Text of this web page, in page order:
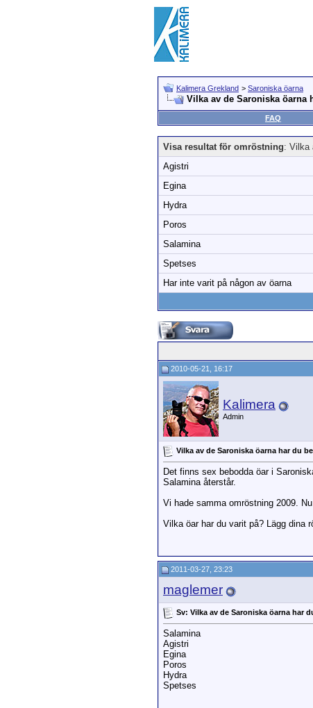
Kalimera Grekland > Saroniska öarna
Vilka av de Saroniska öarna
FAQ
Visa resultat för omröstning: Vilka
Agistri
Egina
Hydra
Poros
Salamina
Spetses
Har inte varit på någon av öarna
2010-05-21, 16:17
Kalimera
Admin
Vilka av de Saroniska öarna har du
Det finns sex bebodda öar i
Salamina återstår.
Vi hade samma omröstning 2009.
Vilka öar har du varit på? Lägg dina
2011-03-27, 23:23
maglemer
Sv: Vilka av de Saroniska öarna har
Salamina
Agistri
Egina
Poros
Hydra
Spetses